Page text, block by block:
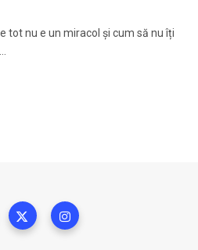
tot nu e un miracol și cum să nu îți